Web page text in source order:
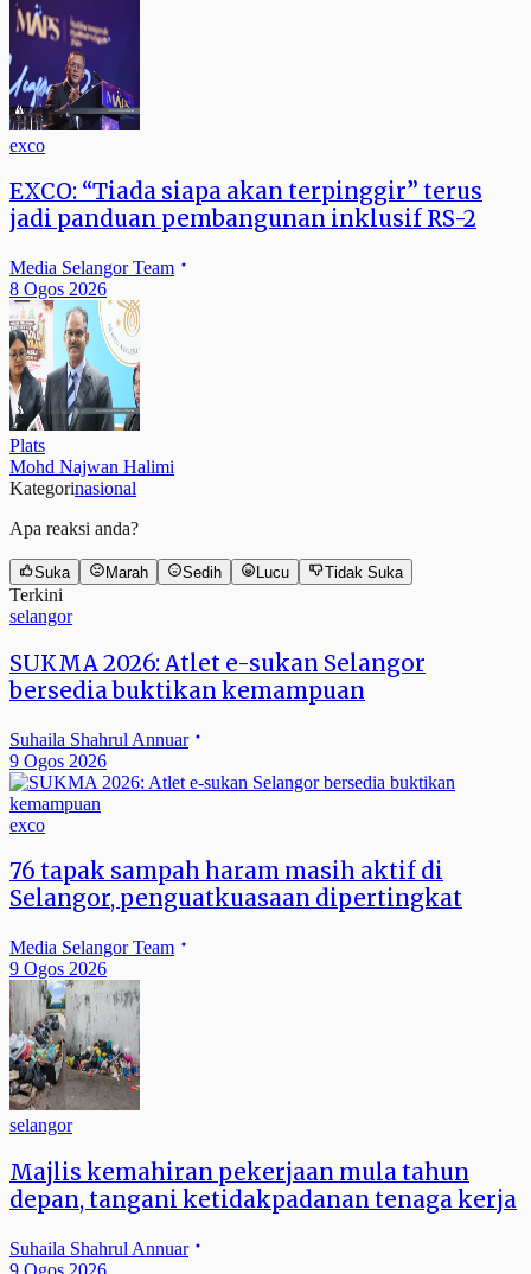
exco
EXCO: “Tiada siapa akan terpinggir” terus
jadi panduan pembangunan inklusif RS-2
Media Selangor Team
8 Ogos 2026
Plats
Mohd Najwan Halimi
Kategorinasional
Apa reaksi anda?
Suka Marah Sedih Lucu Tidak Suka
Terkini
selangor
SUKMA 2026: Atlet e-sukan Selangor
bersedia buktikan kemampuan
Suhaila Shahrul Annuar
9 Ogos 2026
exco
76 tapak sampah haram masih aktif di
Selangor, penguatkuasaan dipertingkat
Media Selangor Team
9 Ogos 2026
selangor
Majlis kemahiran pekerjaan mula tahun
depan, tangani ketidakpadanan tenaga kerja
Suhaila Shahrul Annuar
9 Ogos 2026